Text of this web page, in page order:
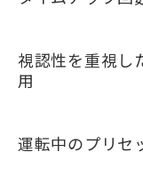
視認性を重視し
用
運転中のプリセ